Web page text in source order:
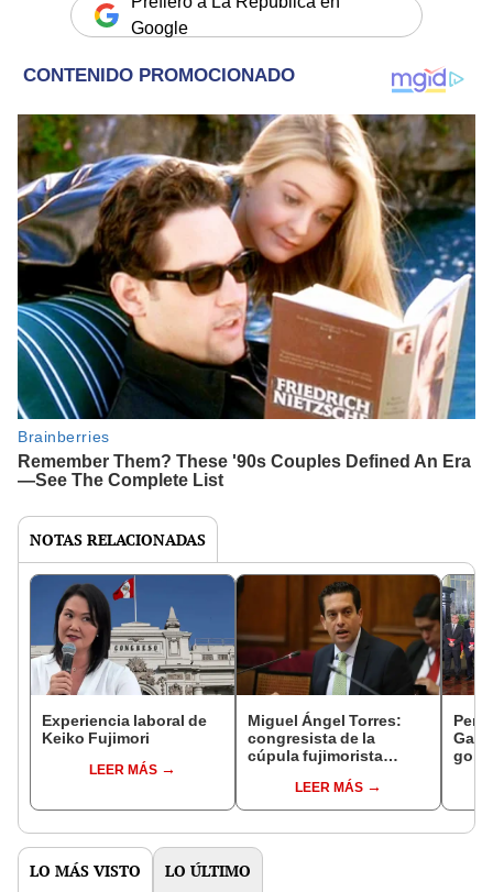
Google
NOTAS RELACIONADAS
Experiencia laboral de
Keiko Fujimori
LEER MÁS
Miguel Ángel Torres:
congresista de la
cúpula fujimorista
del SenadoLEER MÁS
LO MÁS VISTO LO ÚLTIMO